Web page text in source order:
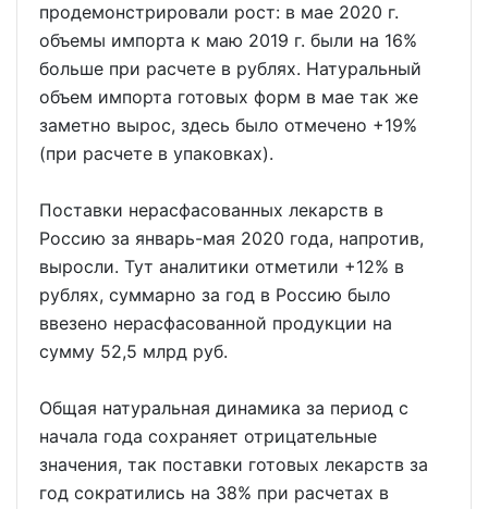
продемонстрировали рост: в мае 2020 г.
объемы импорта к маю 2019 г. были на 16%
больше при расчете в рублях. Натуральный
объем импорта готовых форм в мае так же
заметно вырос, здесь было отмечено +19%
(при расчете в упаковках).
Поставки нерасфасованных лекарств в
Россию за январь-мая 2020 года, напротив,
выросли. Тут аналитики отметили +12% в
рублях, суммарно за год в Россию было
ввезено нерасфасованной продукции на
сумму 52,5 млрд руб.
Общая натуральная динамика за период с
начала года сохраняет отрицательные
значения, так поставки готовых лекарств за
год сократились на 38% при расчетах в